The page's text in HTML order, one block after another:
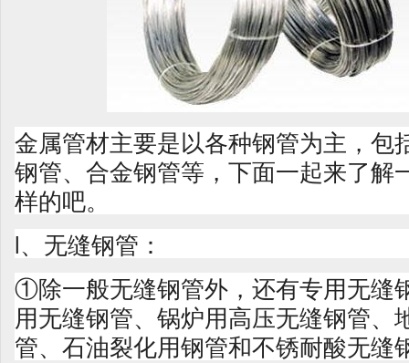
金属管材主要是以各种钢管为主，包
钢管、合金钢管等，下面一起来了解
样的吧。
l、无缝钢管：
①除一般无缝钢管外，还有专用无缝
用无缝钢管、锅炉用高压无缝钢管、
管、石油裂化用钢管和不锈耐酸无缝